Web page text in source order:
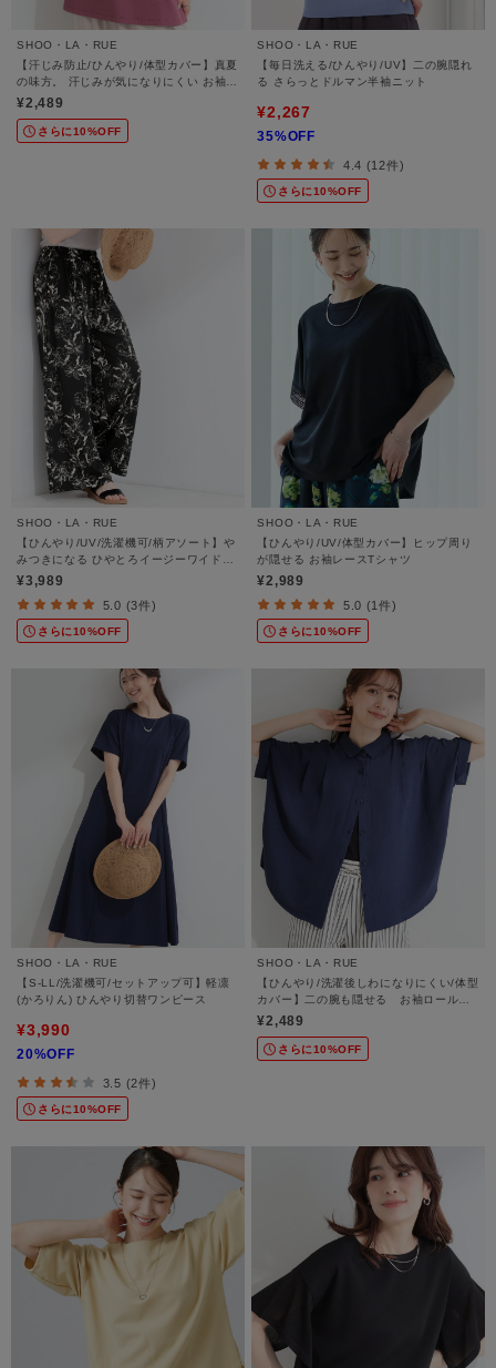
SHOO・LA・RUE
【汗じみ防止/ひんやり/体型カバー】真夏
の味方。 汗じみが気になりにくい お袖レ
ースフレアTシャツ
¥2,489
さらに10%OFF
SHOO・LA・RUE
【毎日洗える/ひんやり/UV】二の腕隠れ
る さらっとドルマン半袖ニット
¥2,267
35%OFF
4.4 (12件)
さらに10%OFF
SHOO・LA・RUE
【ひんやり/UV/洗濯機可/柄アソート】や
みつきになる ひやとろイージーワイドパ
ンツ
¥3,989
5.0 (3件)
さらに10%OFF
SHOO・LA・RUE
【ひんやり/UV/体型カバー】ヒップ周り
が隠せる お袖レースTシャツ
¥2,989
5.0 (1件)
さらに10%OFF
SHOO・LA・RUE
【S-LL/洗濯機可/セットアップ可】軽凛
(かろりん) ひんやり切替ワンピース
¥3,990
20%OFF
3.5 (2件)
さらに10%OFF
SHOO・LA・RUE
【ひんやり/洗濯後しわになりにくい/体型
カバー】二の腕も隠せる お袖ロールア
ップ半袖シャツ
¥2,489
さらに10%OFF